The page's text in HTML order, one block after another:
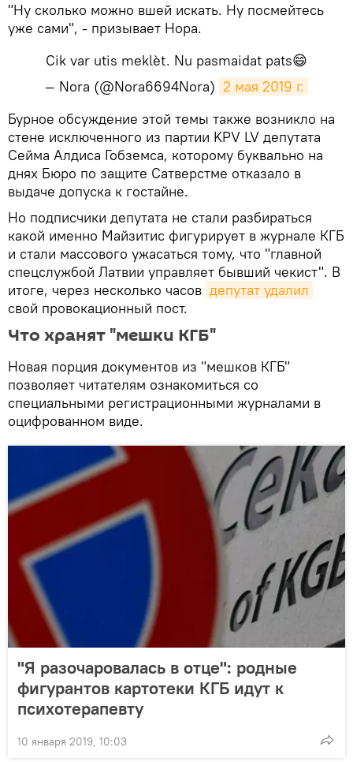
"Ну сколько можно вшей искать. Ну посмейтесь
уже сами", - призывает Нора.
Cik var utis meklèt. Nu pasmaidat pats😄
— Nora (@Nora6694Nora) 2 мая 2019 г.
​Бурное обсуждение этой темы также возникло на
стене исключенного из партии KPV LV депутата
Сейма Алдиса Гобземса, которому буквально на
днях Бюро по защите Сатверстме отказало в
выдаче допуска к гостайне.
Но подписчики депутата не стали разбираться
какой именно Майзитис фигурирует в журнале КГБ
и стали массового ужасаться тому, что "главной
спецслужбой Латвии управляет бывший чекист". В
итоге, через несколько часов депутат удалил
свой провокационный пост.
Что хранят "мешки КГБ"
Новая порция документов из "мешков КГБ"
позволяет читателям ознакомиться со
специальными регистрационными журналами в
оцифрованном виде.
"Я разочаровалась в отце": родные
фигурантов картотеки КГБ идут к
психотерапевту
10 января 2019, 10:03